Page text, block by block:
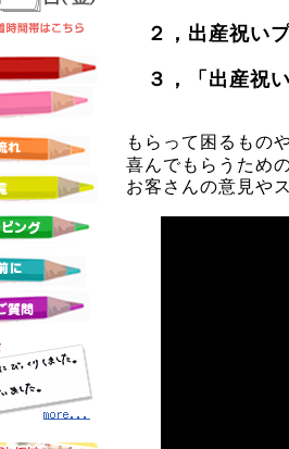
２，出産祝い
３，「出産祝
もらって困るもの
喜んでもらうため
お客さんの意見や